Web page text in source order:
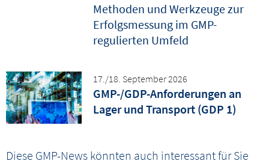
Methoden und Werkzeuge zur
Erfolgsmessung im GMP-
regulierten Umfeld
17./18. September 2026
GMP-/GDP-Anforderungen an
Lager und Transport (GDP 1)
Diese GMP-News könnten auch interessant für Sie